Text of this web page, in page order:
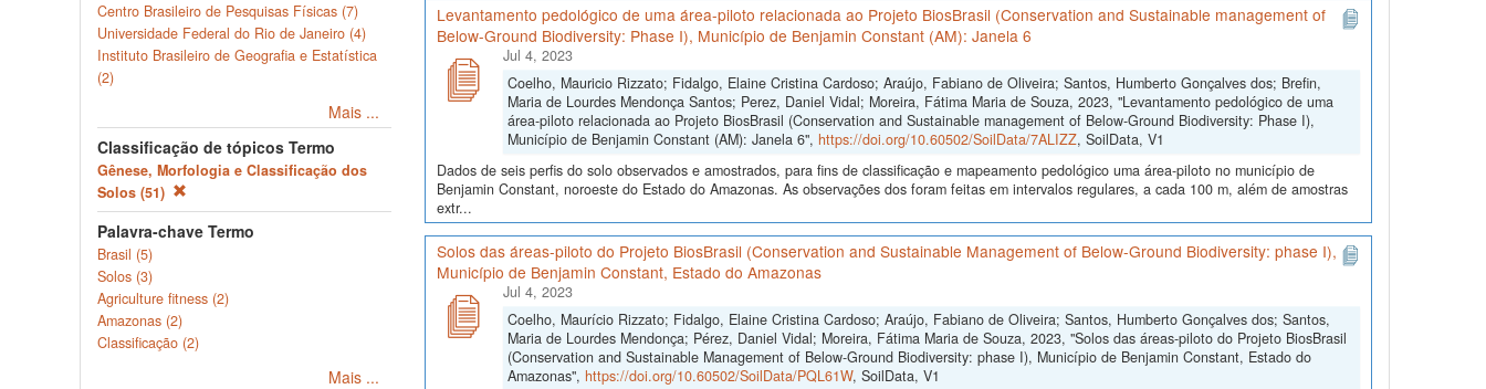
Centro Brasileiro de Pesquisas Físicas (7)
Universidade Federal do Rio de Janeiro (4)
Instituto Brasileiro de Geografia e Estatística
(2)
Mais ...
Classificação de tópicos Termo
Gênese, Morfologia e Classificação dos
Solos (51)
Palavra-chave Termo
Brasil (5)
Solos (3)
Agriculture fitness (2)
Amazonas (2)
Classificação (2)
Mais ...
Levantamento pedológico de uma área-piloto relacionada ao Projeto BiosBrasil (Conservation and Sustainable management of
Below-Ground Biodiversity: Phase I), Município de Benjamin Constant (AM): Janela 6
Jul 4, 2023
Coelho, Mauricio Rizzato; Fidalgo, Elaine Cristina Cardoso; Araújo, Fabiano de Oliveira; Santos, Humberto Gonçalves dos; Brefin,
Maria de Lourdes Mendonça Santos; Perez, Daniel Vidal; Moreira, Fátima Maria de Souza, 2023, "Levantamento pedológico de uma
área-piloto relacionada ao Projeto BiosBrasil (Conservation and Sustainable management of Below-Ground Biodiversity: Phase I),
Município de Benjamin Constant (AM): Janela 6", https://doi.org/10.60502/SoilData/7ALIZZ, SoilData, V1
Dados de seis perfis do solo observados e amostrados, para fins de classificação e mapeamento pedológico uma área-piloto no município de
Benjamin Constant, noroeste do Estado do Amazonas. As observações dos foram feitas em intervalos regulares, a cada 100 m, além de amostras
extr...
Solos das áreas-piloto do Projeto BiosBrasil (Conservation and Sustainable Management of Below-Ground Biodiversity: phase I),
Município de Benjamin Constant, Estado do Amazonas
Jul 4, 2023
Coelho, Maurício Rizzato; Fidalgo, Elaine Cristina Cardoso; Araújo, Fabiano de Oliveira; Santos, Humberto Gonçalves dos; Santos,
Maria de Lourdes Mendonça; Pérez, Daniel Vidal; Moreira, Fátima Maria de Souza, 2023, "Solos das áreas-piloto do Projeto BiosBrasil
(Conservation and Sustainable Management of Below-Ground Biodiversity: phase I), Município de Benjamin Constant, Estado do
Amazonas", https://doi.org/10.60502/SoilData/PQL61W, SoilData, V1